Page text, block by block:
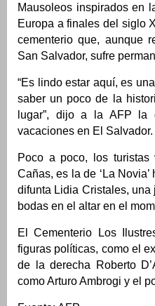
Mausoleos inspirados en
Europa a finales del siglo
cementerio que, aunque
San Salvador, sufre
“Es lindo estar aquí, es
saber un poco de la
lugar”, dijo a la AFP la
vacaciones en El Salvador.
Poco a poco, los turistas
Cañas, es la de ‘La
difunta Lidia Cristales,
bodas en el altar en el
El Cementerio Los
figuras políticas, como el
de la derecha Roberto
como Arturo Ambrogi y el